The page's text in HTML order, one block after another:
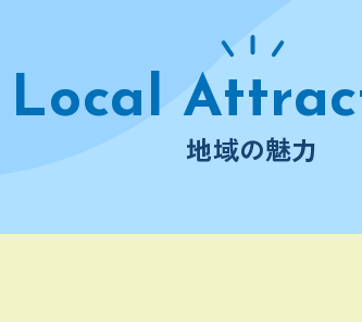
テナント様の声
地域の魅力